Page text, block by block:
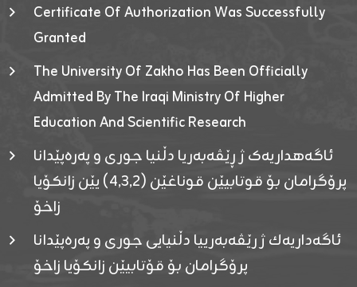
Certificate Of Authorization Was Successfully
Granted
The University Of Zakho Has Been Officially
Admitted By The Iraqi Ministry Of Higher
Education And Scientific Research
ئاگەهداریەک ژ ڕێڤەبەریا دڵنیا جوری و پەرەپێدانا
پرۆگرامان بۆ قوتابیێن قوناغێن (٤٫٣٫٢) یێن زانکۆیا
زاخۆ
ئاگەداریەك ژ رێڤەبەرییا دڵنیایی جوری و پەرەپێدانا
پرۆگرامان بۆ قۆتابیێن زانکۆیا زاخۆ